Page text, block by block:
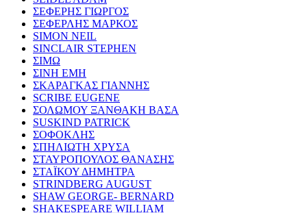
ΣΕΦΕΡΗΣ ΓΙΩΡΓΟΣ
ΣΕΦΕΡΛΗΣ ΜΑΡΚΟΣ
SIMON NEIL
SINCLAIR STEPHEN
ΣΙΜΩ
ΣΙΝΗ ΕΜΗ
ΣΚΑΡΑΓΚΑΣ ΓΙΑΝΝΗΣ
SCRIBE EUGENE
ΣΟΛΩΜΟΥ ΞΑΝΘΑΚΗ ΒΑΣΑ
SUSKIND PATRICK
ΣΟΦΟΚΛΗΣ
ΣΠΗΛΙΩΤΗ ΧΡΥΣΑ
ΣΤΑΥΡΟΠΟΥΛΟΣ ΘΑΝΑΣΗΣ
ΣΤΑΪΚΟΥ ΔΗΜΗΤΡΑ
STRINDBERG AUGUST
SHAW GEORGE- BERNARD
SHAKESPEARE WILLIAM